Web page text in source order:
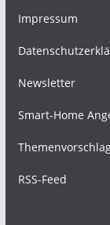
Impressum
Newsletter
Smart-Home
RSS-Feed